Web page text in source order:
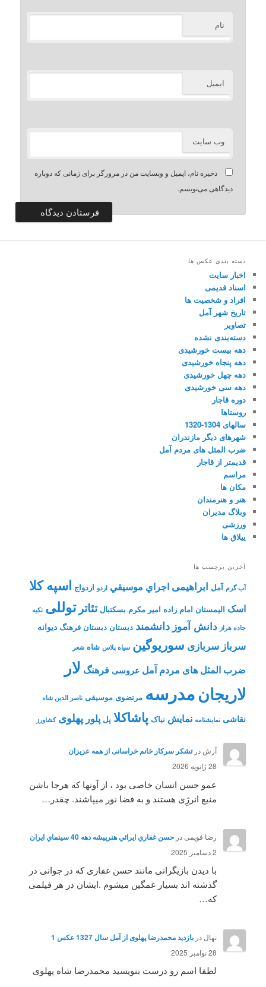
نام
ایمیل
وب‌ سایت
ذخیره نام، ایمیل و وبسایت من در مرورگر برای زمانی که دوباره
دیدگاهی می‌نویسم.
دسته بندی عکس ها
اخبار سایت
اسناد قدیمی
افراد و شخصیت ها
تاریخ شهر آمل
تصاویر
دسته‌بندی نشده
دهه بیست خورشیدی
دهه پنجاه خورشیدی
دهه چهل خورشیدی
دهه سی خورشیدی
دوره قاجار
روستاها
سالهای 1304-1320
شهرهای دیگر مازندران
ضرب المثل های مردم آمل
قدیمتر از قاجار
مراسم
مکان ها
هنر و هنرمندان
وبلاگ مدیران
ورزشی
ییلاق ها
آخرین برچسب ها
آب گرم آمل ابراهیمی اجراي موسيقي اردو ازدواج اسپه کلا
اسک الیمستان امام زاده امیر مکرم بسکتبال تئاتر توللی تکیه
جاده هراز دانش آموز دانشمند دبستان دبستان فرهنگ دیوانه
سرباز سربازی سوریوگین سیاه پلاس شاه شعر
ضرب المثل های مردم آمل عروسی فرهنگ لار
لاریجانمدرسه مرتضوی موسیقی ناصر الدین شاه
نقاشی نمايشنامه نمایش نیاک پاشاکلا پل پلور پهلوی کشاورز
آرش درتشکر سرکار خانم خراسانی از همه عزیزان
28 ژانویه 2026
عمو حسن انسان خاصی بود ، از آونها که هرجا باشن
منبع انرژِی هستند و به فضا نور میپاشند. چقدر…
رضا قویمی در حسن غفاري ايرائي هنرپيشه دهه 40 سينماي ايران
2 دسامبر 2025
با دیدن بازیگرانی مانند حسن غفاری که در جوانی در
گذشته اند بسیار غمگین میشوم .ایشان در هر فیلمی
که…
نهال در بازدید محمدرضا پهلوی از آمل سال 1327 عکس 1
28 نوامبر 2025
لطفا اسم رو درست بنویسید محمدرضا شاه پهلوی